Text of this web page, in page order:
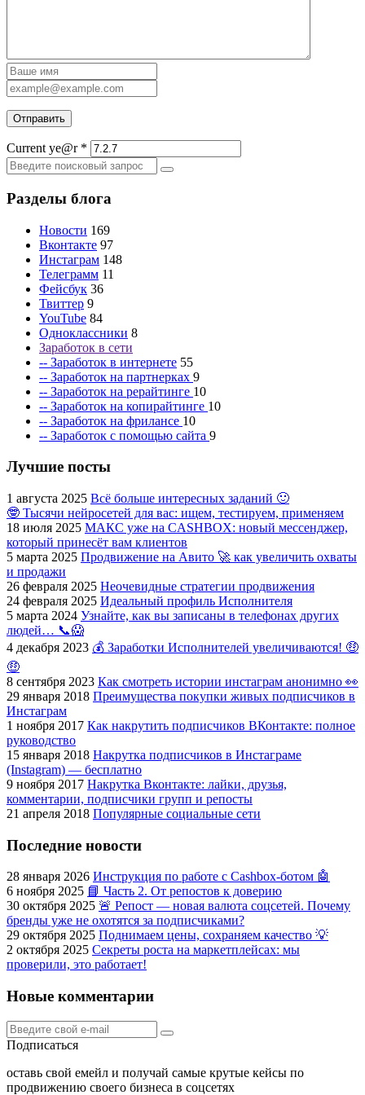
Current ye@r *
Разделы блога
Новости 169
Вконтакте 97
Инстаграм 148
Телеграмм 11
Фейсбук 36
Твиттер 9
YouTube 84
Одноклассники 8
Заработок в сети
-- Заработок в интернете 55
-- Заработок на партнерках 9
-- Заработок на рерайтинге 10
-- Заработок на копирайтинге 10
-- Заработок на фрилансе 10
-- Заработок с помощью сайта 9
Лучшие посты
1 августа 2025 Всё больше интересных заданий 🙂
🤓 Тысячи нейросетей для вас: ищем, тестируем, применяем
18 июля 2025 МАКС уже на CASHBOX: новый мессенджер,
который принесёт вам клиентов
5 марта 2025 Продвижение на Авито 🚀 как увеличить охваты
и продажи
26 февраля 2025 Неочевидные стратегии продвижения
24 февраля 2025 Идеальный профиль Исполнителя
5 марта 2024 Узнайте, как вы записаны в телефонах других
людей… 📞😱
4 декабря 2023 💰 Заработки Исполнителей увеличиваются! 🤑
🤑
8 сентября 2023 Как смотреть истории инстаграм анонимно 👀
29 января 2018 Преимущества покупки живых подписчиков в
Инстаграм
1 ноября 2017 Как накрутить подписчиков ВКонтакте: полное
руководство
15 января 2018 Накрутка подписчиков в Инстаграме
(Instagram) — бесплатно
9 ноября 2017 Накрутка Вконтакте: лайки, друзья,
комментарии, подписчики групп и репосты
21 апреля 2018 Популярные социальные сети
Последние новости
28 января 2026 Инструкция по работе с Cashbox-ботом 🤖
6 ноября 2025 📘 Часть 2. От репостов к доверию
30 октября 2025 🚨 Репост — новая валюта соцсетей. Почему
бренды уже не охотятся за подписчиками?
29 октября 2025 Поднимаем цены, сохраняем качество 💡
2 октября 2025 Секреты роста на маркетплейсах: мы
проверили, это работает!
Новые комментарии
Подписаться
оставь свой емейл и получай самые крутые кейсы по
продвижению своего бизнеса в соцсетях